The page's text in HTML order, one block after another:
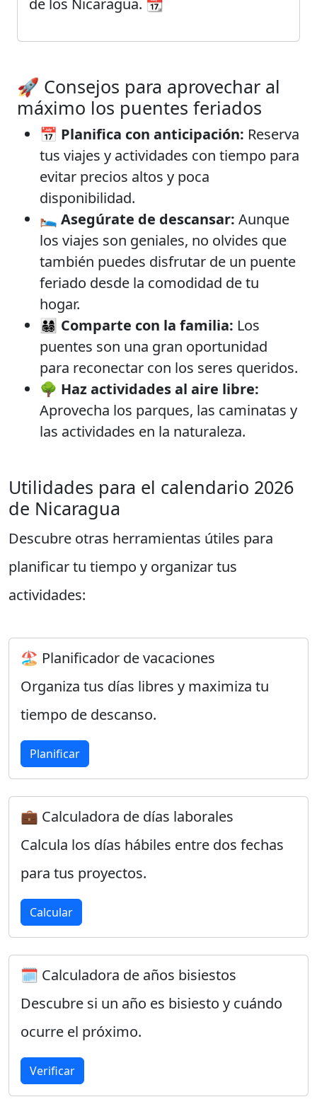
de los Nicaragua. 📆
🚀 Consejos para aprovechar al
máximo los puentes feriados
📅 Planifica con anticipación: Reserva
tus viajes y actividades con tiempo para
evitar precios altos y poca
disponibilidad.
🛌 Asegúrate de descansar: Aunque
los viajes son geniales, no olvides que
también puedes disfrutar de un puente
feriado desde la comodidad de tu
hogar.
👨‍👩‍👧‍👦 Comparte con la familia: Los
puentes son una gran oportunidad
para reconectar con los seres queridos.
🌳 Haz actividades al aire libre:
Aprovecha los parques, las caminatas y
las actividades en la naturaleza.
Utilidades para el calendario 2026
de Nicaragua
Descubre otras herramientas útiles para
planificar tu tiempo y organizar tus
actividades:
🏖️ Planificador de vacaciones
Organiza tus días libres y maximiza tu
tiempo de descanso.
Planificar
💼 Calculadora de días laborales
Calcula los días hábiles entre dos fechas
para tus proyectos.
Calcular
🗓️ Calculadora de años bisiestos
Descubre si un año es bisiesto y cuándo
ocurre el próximo.
Verificar